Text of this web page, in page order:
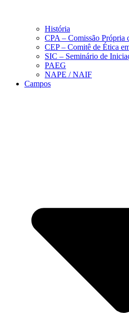
História
CPA – Comissão Própria
CEP – Comitê de Ética
SIC – Seminário de
PAEG
NAPE / NAIF
Campos